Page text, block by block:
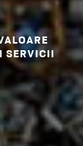
SERVICII